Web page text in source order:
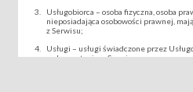
Usługobiorca – osoba fizyczna, osoba
nieposiadająca osobowości prawnej,
z Serwisu;
Usługi – usługi świadczone przez
wykorzystaniem Serwisu;